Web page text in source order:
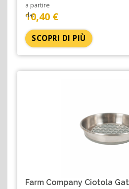
a partire
da:
10,40 €
SCOPRI DI PIÙ
Farm Company Ciotola